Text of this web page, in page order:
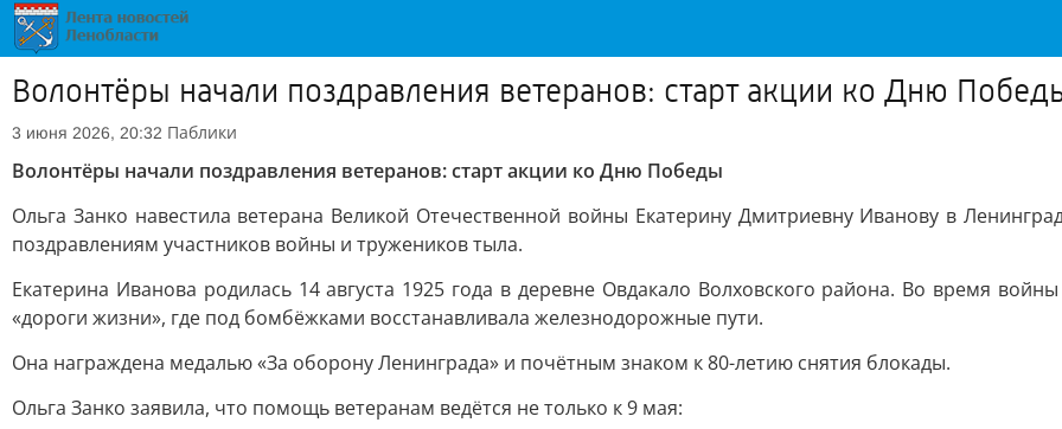
Волонтёры начали поздравления ветеранов: старт акции ко Дню
3 июня 2026, 20:32 Паблики
Волонтёры начали поздравления ветеранов: старт акции ко Дню Победы
Ольга Занко навестила ветерана Великой Отечественной войны Екатерину Дмитриевну Иванову в
поздравлениям участников войны и тружеников тыла.
Екатерина Иванова родилась 14 августа 1925 года в деревне Овдакало Волховского района. Во время
«дороги жизни», где под бомбёжками восстанавливала железнодорожные пути.
Она награждена медалью «За оборону Ленинграда» и почётным знаком к 80-летию снятия блокады.
Ольга Занко заявила, что помощь ветеранам ведётся не только к 9 мая: